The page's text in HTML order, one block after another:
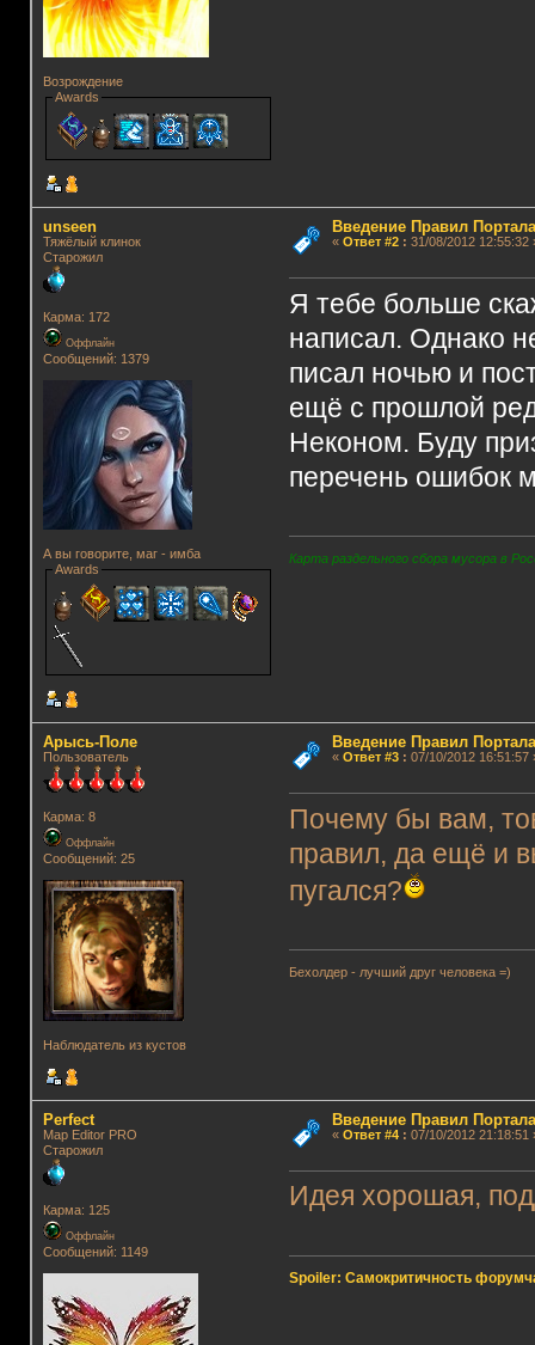
Возрождение
Awards
unseen
Тяжёлый клинок
Старожил
Карма: 172
Оффлайн
Сообщений: 1379
А вы говорите, маг - имба
Awards
Введение Правил
« Ответ #2: 31/08/2012 12:55:32
Я тебе больше
написал. Однако
писал ночью и
ещё с прошлой
Неконом. Буду
перечень ошибок
Карта раздельного сбора мусора в
Арысь-Поле
Пользователь
Карма: 8
Оффлайн
Сообщений: 25
Наблюдатель из кустов
Введение Правил
« Ответ #3: 07/10/2012 16:51:57
Почему бы вам,
правил, да ещё и
пугался?
Бехолдер - лучший друг человека =)
Perfect
Map Editor PRO
Старожил
Карма: 125
Оффлайн
Сообщений: 1149
Введение Правил
« Ответ #4: 07/10/2012 21:18:51
Идея хорошая,
Spoiler: Самокритичность